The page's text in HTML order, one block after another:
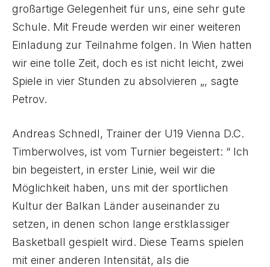
großartige Gelegenheit für uns, eine sehr gute
Schule. Mit Freude werden wir einer weiteren
Einladung zur Teilnahme folgen. In Wien hatten
wir eine tolle Zeit, doch es ist nicht leicht, zwei
Spiele in vier Stunden zu absolvieren „, sagte
Petrov.
Andreas Schnedl, Trainer der U19 Vienna D.C.
Timberwolves, ist vom Turnier begeistert: “ Ich
bin begeistert, in erster Linie, weil wir die
Möglichkeit haben, uns mit der sportlichen
Kultur der Balkan Länder auseinander zu
setzen, in denen schon lange erstklassiger
Basketball gespielt wird. Diese Teams spielen
mit einer anderen Intensität, als die